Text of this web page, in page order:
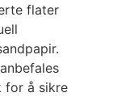
flater
for å sikre